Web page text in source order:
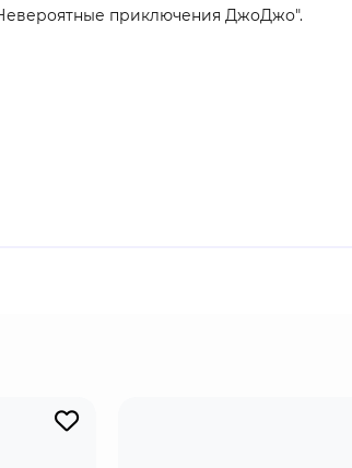
приключения ДжоДжо".